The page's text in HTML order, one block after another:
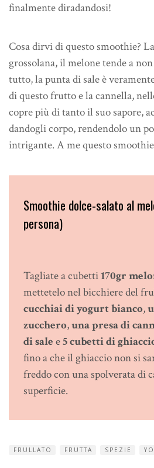
finalmente diradandosi!
Cosa dirvi di questo smoothie?
grossolana, il melone tende a
tutto, la punta di sale è
di questo frutto e la cannella,
copre più di tanto il suo sapore,
dandogli corpo, rendendolo un
intrigante. A me questo
Smoothie dolce-salato al
persona)
Tagliate a cubetti 170gr
mettetelo nel bicchiere del
cucchiai di yogurt bianco,
zucchero,una presa di
di sale e5 cubetti di
fino a che il ghiaccio non si
freddo con una spolverata di
superficie.
FRULLATO FRUTTA SPEZIE